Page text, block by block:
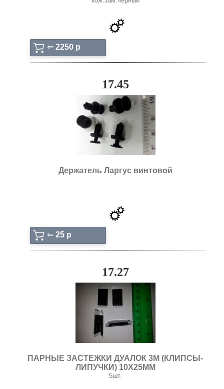
⇐ 2250 p
17.45
Держатель Ларгус винтовой
⇐ 25 p
17.27
ПАРНЫЕ ЗАСТЕЖКИ ДУАЛОК 3М (КЛИПСЫ-
ЛИПУЧКИ) 10Х25ММ
5шт.